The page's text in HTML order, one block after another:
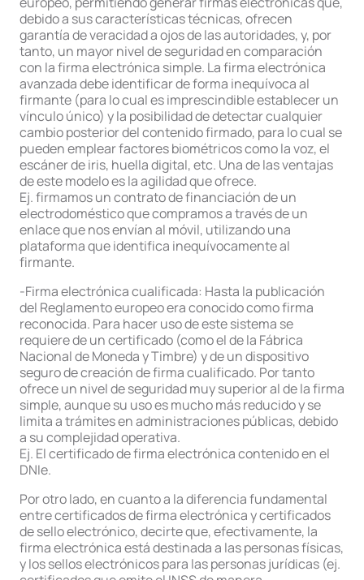
debido a sus características técnicas, ofrecen
garantía de veracidad a ojos de las autoridades, y, por
tanto, un mayor nivel de seguridad en comparación
con la firma electrónica simple. La firma electrónica
avanzada debe identificar de forma inequívoca al
firmante (para lo cual es imprescindible establecer un
vínculo único) y la posibilidad de detectar cualquier
cambio posterior del contenido firmado, para lo cual se
pueden emplear factores biométricos como la voz, el
escáner de iris, huella digital, etc. Una de las ventajas
de este modelo es la agilidad que ofrece.
Ej. firmamos un contrato de financiación de un
electrodoméstico que compramos a través de un
enlace que nos envían al móvil, utilizando una
plataforma que identifica inequívocamente al
firmante.
-Firma electrónica cualificada: Hasta la publicación
del Reglamento europeo era conocido como firma
reconocida. Para hacer uso de este sistema se
requiere de un certificado (como el de la Fábrica
Nacional de Moneda y Timbre) y de un dispositivo
seguro de creación de firma cualificado. Por tanto
ofrece un nivel de seguridad muy superior al de la firma
simple, aunque su uso es mucho más reducido y se
limita a trámites en administraciones públicas, debido
a su complejidad operativa.
Ej. El certificado de firma electrónica contenido en el
DNIe.
Por otro lado, en cuanto a la diferencia fundamental
entre certificados de firma electrónica y certificados
de sello electrónico, decirte que, efectivamente, la
firma electrónica está destinada a las personas físicas,
y los sellos electrónicos para las personas jurídicas (ej.